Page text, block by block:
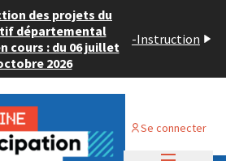
des projets du
départemental
cours : du 06 juillet
2026
-Instruction
Se connecter